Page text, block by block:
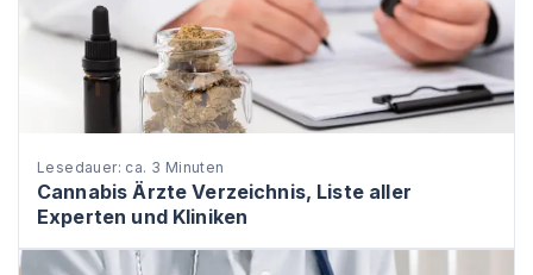
Lesedauer: ca. 3 Minuten
Cannabis Ärzte Verzeichnis, Liste aller
Experten und Kliniken